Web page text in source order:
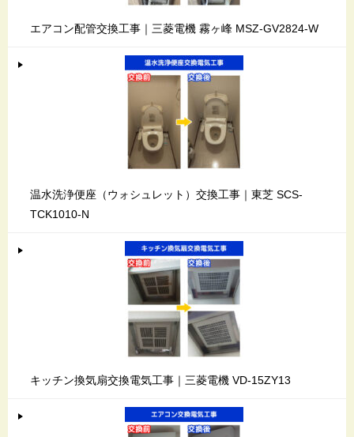
エアコン配管交換工事｜三菱電機 霧ヶ峰 MSZ-GV2824-W
温水洗浄便座（ウォシュレット）交換工事｜東芝 SCS-
TCK1010-N
キッチン換気扇交換電気工事｜三菱電機 VD-15ZY13